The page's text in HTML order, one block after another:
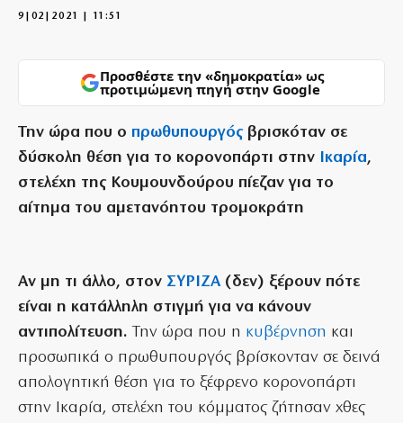
9|02|2021 | 11:51
Προσθέστε την «δημοκρατία» ως
προτιμώμενη πηγή στην Google
Την ώρα που ο πρωθυπουργόςβρισκόταν σε
δύσκολη θέση για το κορονοπάρτι στην Ικαρία,
στελέχη της Κουμουνδούρου πίεζαν για το
αίτημα του αμετανόητου τρομοκράτη
Aν μη τι άλλο, στον ΣΥΡΙΖΑ (δεν) ξέρουν πότε
είναι η κατάλληλη στιγμή για να κάνουν
αντιπολίτευση. Την ώρα που η κυβέρνηση και
προσωπικά ο πρωθυπουργός βρίσκονταν σε δεινά
απολογητική θέση για το ξέφρενο κορονοπάρτι
στην Ικαρία, στελέχη του κόμματος ζήτησαν χθες